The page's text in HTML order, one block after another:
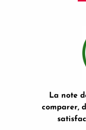
La note
comparer,